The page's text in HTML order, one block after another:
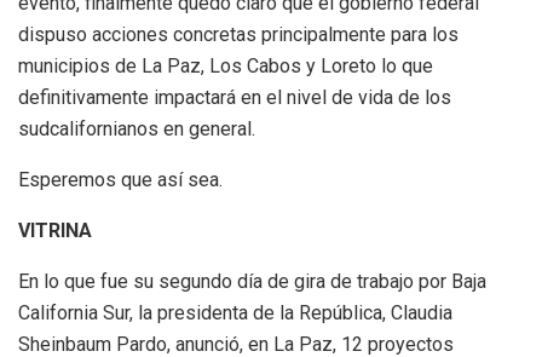
dispuso acciones concretas principalmente para los
municipios de La Paz, Los Cabos y Loreto lo que
definitivamente impactará en el nivel de vida de los
sudcalifornianos en general.
Esperemos que así sea.
VITRINA
En lo que fue su segundo día de gira de trabajo por Baja
California Sur, la presidenta de la República, Claudia
Sheinbaum Pardo, anunció, en La Paz, 12 proyectos